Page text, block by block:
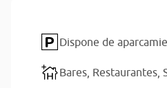
Dispone de
Bares, Restaurantes,